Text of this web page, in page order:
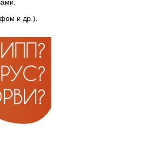
и др.).